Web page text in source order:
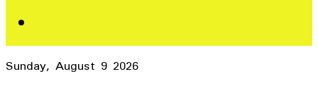
Sunday, August 9 2026